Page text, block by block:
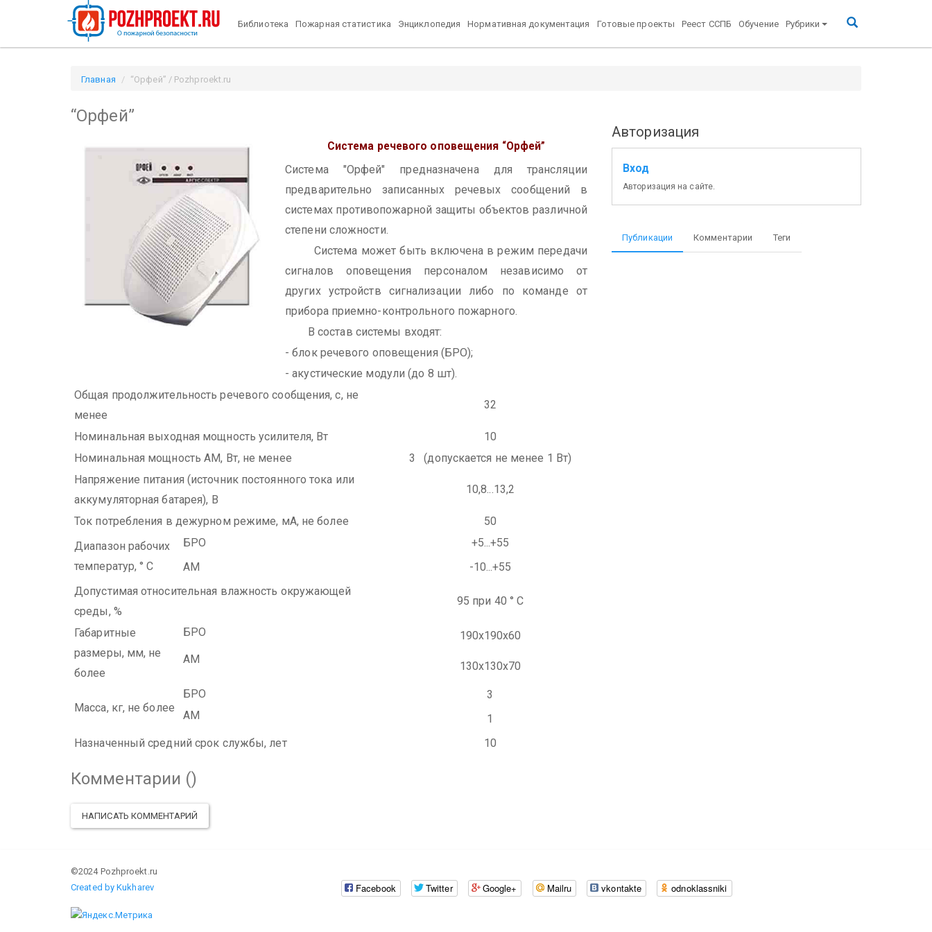
Библиотека Пожарная статистика Энциклопедия Нормативная документация Готовые проекты Реест ССПБ Обучение Рубрики
Главная “Орфей” / Pozhproekt.ru
“Орфей”
Система речевого оповещения “Орфей”
Система "Орфей" предназначена для трансляции
предварительно записанных речевых сообщений в
системах противопожарной защиты объектов различной
степени сложности.
Система может быть включена в режим передачи
сигналов оповещения персоналом независимо от
других устройств сигнализации либо по команде от
прибора приемно-контрольного пожарного.
В состав системы входят:
- блок речевого оповещения (БРО);
- акустические модули (до 8 шт).
Общая продолжительность речевого сообщения, с, не
менее
32
Номинальная выходная мощность усилителя, Вт
10
Номинальная мощность АМ, Вт, не менее
3 (допускается не менее 1 Вт)
Напряжение питания (источник постоянного тока или
аккумуляторная батарея), В
10,8...13,2
Ток потребления в дежурном режиме, мА, не более
50
Диапазон рабочих
температур, ° С
БРО
+5...+55
АМ
-10...+55
Допустимая относительная влажность окружающей
среды, %
95 при 40 ° С
Габаритные
размеры, мм, не
более
БРО
190х190х60
АМ
130х130х70
Масса, кг, не более
БРО
3
АМ
1
Назначенный средний срок службы, лет
10
Комментарии ()
НАПИСАТЬ КОММЕНТАРИЙ
Авторизация
Вход
Авторизация на сайте.
Публикации Комментарии Теги
©2024 Pozhproekt.ru
Created by Kukharev
Facebook Twitter Google+ Mailru vkontakte odnoklassniki